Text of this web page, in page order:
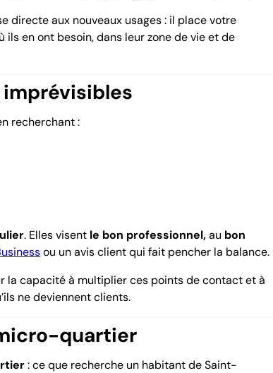
directe aux nouveaux usages : il place votre
en ont besoin, dans leur zone de vie et de
recherchant :
. Elles visent le bon professionnel,au bon
ou un avis client qui fait pencher la balance.
la capacité à multiplier ces points de contact et à
ne deviennent clients.
quartier
: ce que recherche un habitant de Saint-